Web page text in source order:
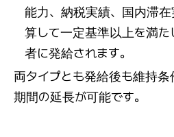
能力、納税実績、国内滞
算して一定基準以上を満
者に発給されます。
両タイプとも発給後も維持
期間の延長が可能です。